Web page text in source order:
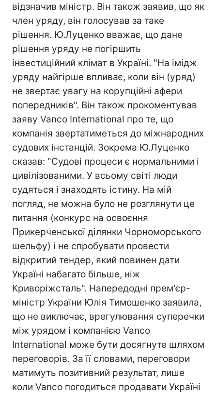
відзначив міністр. Він також заявив, що як
член уряду, він голосував за таке
рішення. Ю.Луценко вважає, що дане
рішення уряду не погіршить
інвестиційний клімат в Україні. "На імідж
уряду найгірше впливає, коли він (уряд)
не звертає увагу на корупційні афери
попередників". Він також прокоментував
заяву Vanco International про те, що
компанія звертатиметься до міжнародних
судових інстанцій. Зокрема Ю.Луценко
сказав: "Судові процеси є нормальними і
цивілізованими. У всьому світі люди
судяться і знаходять істину. На мій
погляд, не можна було не розглянути це
питання (конкурс на освоєння
Прикерченської ділянки Чорноморського
шельфу) і не спробувати провести
відкритий тендер, який повинен дати
Україні набагато більше, ніж
Криворіжсталь". Напередодні прем'єр-
міністр України Юлія Тимошенко заявила,
що не виключає, врегулювання суперечки
між урядом і компанією Vanco
International може бути досягнуте шляхом
переговорів. За її словами, переговори
матимуть позитивний результат, лише
коли Vanco погодиться продавати Україні